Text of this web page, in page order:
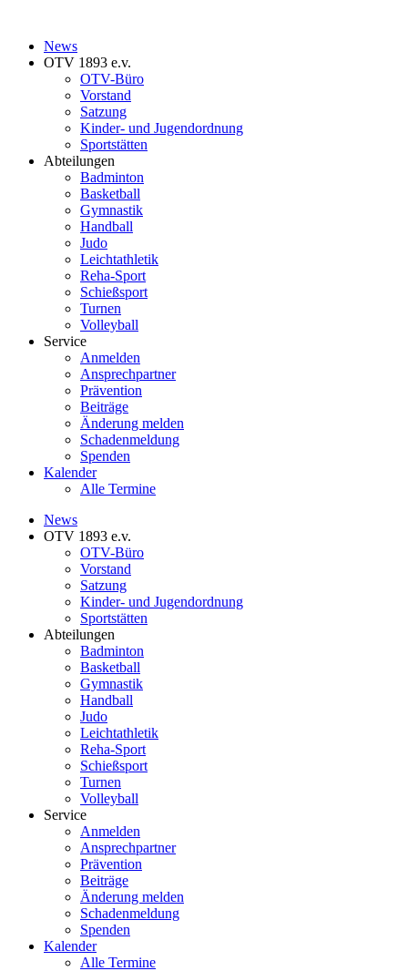
News
OTV 1893 e.v.
OTV-Büro
Vorstand
Satzung
Kinder- und Jugendordnung
Sportstätten
Abteilungen
Badminton
Basketball
Gymnastik
Handball
Judo
Leichtathletik
Reha-Sport
Schießsport
Turnen
Volleyball
Service
Anmelden
Ansprechpartner
Prävention
Beiträge
Änderung melden
Schadenmeldung
Spenden
Kalender
Alle Termine
News
OTV 1893 e.v.
OTV-Büro
Vorstand
Satzung
Kinder- und Jugendordnung
Sportstätten
Abteilungen
Badminton
Basketball
Gymnastik
Handball
Judo
Leichtathletik
Reha-Sport
Schießsport
Turnen
Volleyball
Service
Anmelden
Ansprechpartner
Prävention
Beiträge
Änderung melden
Schadenmeldung
Spenden
Kalender
Alle Termine